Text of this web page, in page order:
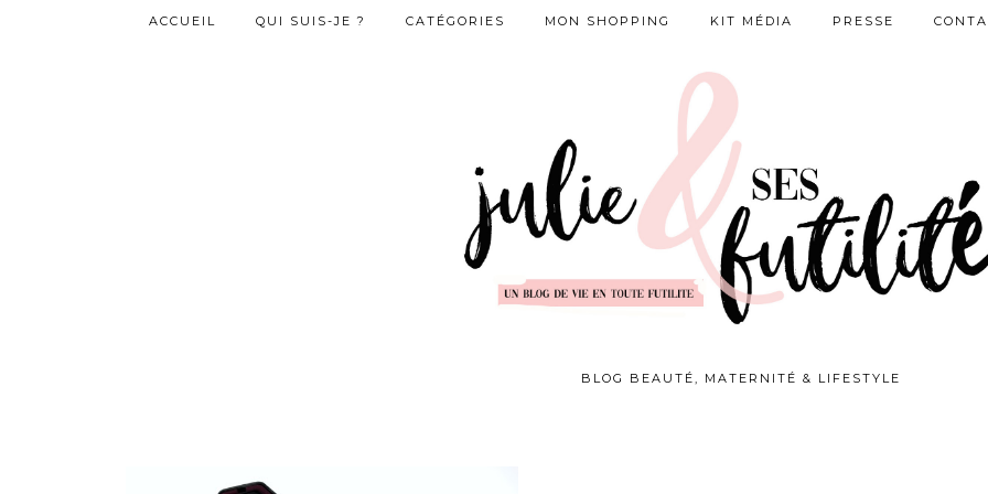
BLOG BEAUTÉ, MATERNITÉ & LIFESTYLE
ACCUEIL QUI SUIS-JE ? CATÉGORIES MON SHOPPING KIT MÉDIA PRESSE